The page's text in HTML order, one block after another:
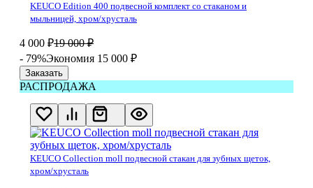
KEUCO Edition 400 подвесной комплект со стаканом и
мыльницей, хром/хрусталь
4 000 ₽19 000 ₽
- 79%Экономия 15 000 ₽
Заказать
РАСПРОДАЖА
KEUCO Collection moll подвесной стакан для зубных щеток,
хром/хрусталь